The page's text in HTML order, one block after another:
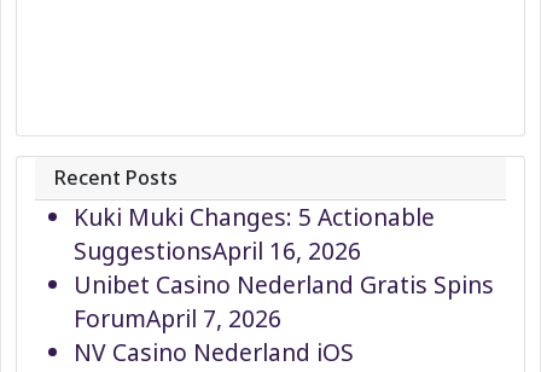
Recent Posts
Kuki Muki Changes: 5 Actionable
SuggestionsApril 16, 2026
Unibet Casino Nederland Gratis Spins
ForumApril 7, 2026
NV Casino Nederland iOS